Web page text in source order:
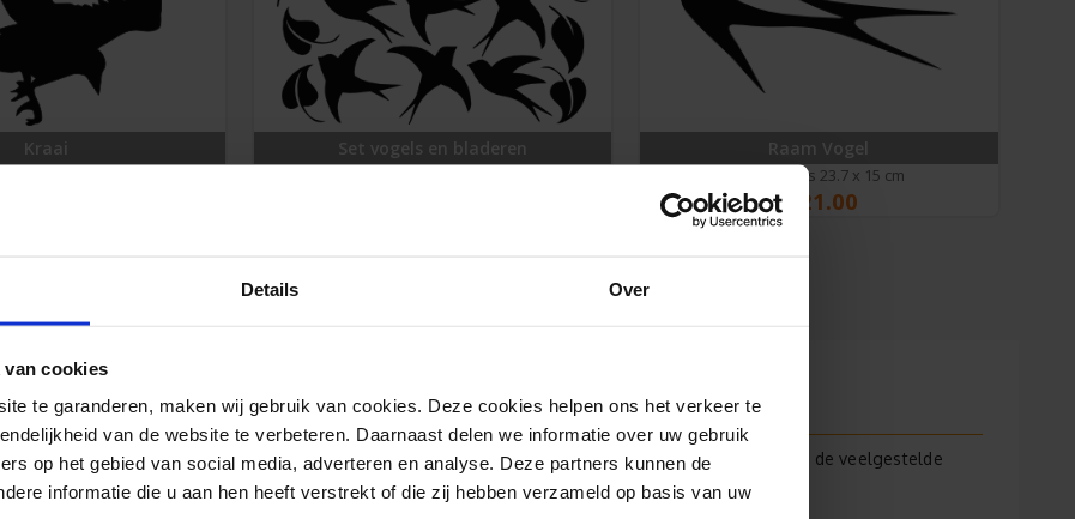
Details Over
van cookies
te garanderen, maken wij gebruik van cookies. Deze cookies helpen ons het verkeer te
van de website te verbeteren. Daarnaast delen we informatie over uw gebruik
op het gebied van social media, adverteren en analyse. Deze partners kunnen de
informatie die u aan hen heeft verstrekt of die zij hebben verzameld op basis van uw
Kraai Set vogels en bladeren Raam Vogel
bijv. 1 stuks 23.7 x 15 cm
€ 21.00
over ons aanbod raamfolie vogel
informatie over de mogelijkheden van plakvogels voor op het raam? Bekijk onze antwoorden op de veelgestelde
contact met ons op via decontactpagina.